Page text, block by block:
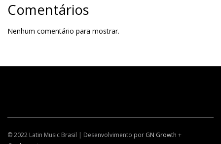
Comentários
Nenhum comentário para mostrar.
© 2022 Latin Music Brasil | Desenvolvimento por GN Growth +